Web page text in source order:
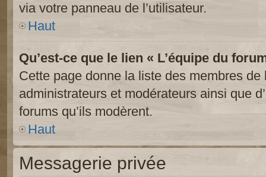
via votre panneau de l’utilisateur.
Haut
Qu’est-ce que le lien « L’équipe du
Cette page donne la liste des membres de
administrateurs et modérateurs ainsi que
forums qu’ils modèrent.
Haut
Messagerie privée